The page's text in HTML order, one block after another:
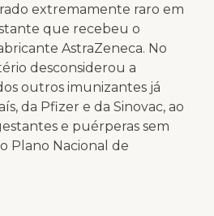
extremamente raro em
que recebeu o
AstraZeneca. No
desconsiderou a
outros imunizantes já
da Pfizer e da Sinovac, ao
e puérperas sem
Plano Nacional de